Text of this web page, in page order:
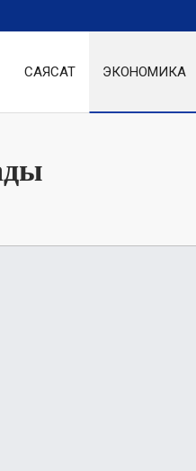
САЯСАТ ЭКОНОМИКА